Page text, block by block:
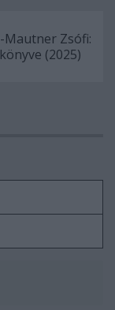
Mautner Zsófi:
(2025)